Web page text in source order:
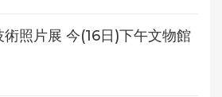
照片展 今(16日)下午文物館